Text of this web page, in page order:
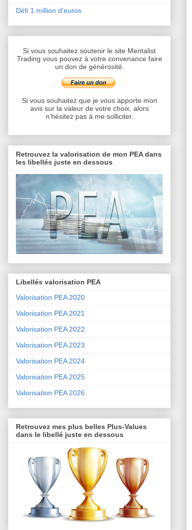
Défi 1 million d'euros
Si vous souhaitez soutenir le site Mentalist
Trading vous pouvez à votre convenance faire
un don de générosité.
Si vous souhaitez que je vous apporte mon
avis sur la valeur de votre choix, alors
n’hésitez pas à me solliciter.
Retrouvez la valorisation de mon PEA dans
les libellés juste en dessous
Libellés valorisation PEA
Valorisation PEA 2020
Valorisation PEA 2021
Valorisation PEA 2022
Valorisation PEA 2023
Valorisation PEA 2024
Valorisation PEA 2025
Valorisation PEA 2026
Retrouvez mes plus belles Plus-Values
dans le libellé juste en dessous